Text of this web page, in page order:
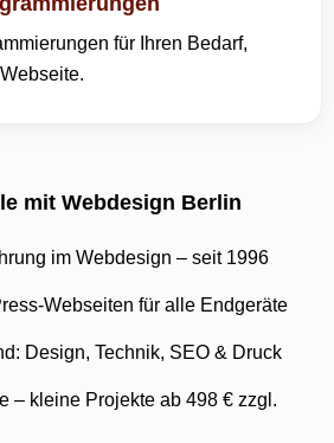
für Ihren Bedarf,
mit Webdesign Berlin
im Webdesign – seit 1996
Webseiten für alle Endgeräte
Design, Technik, SEO & Druck
– kleine Projekte ab 498 € zzgl.